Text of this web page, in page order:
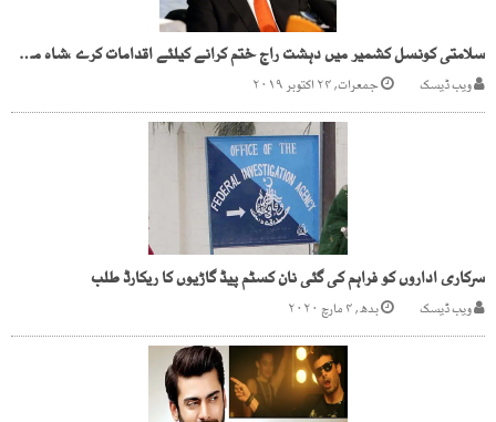
سلامتی کونسل کشمیر میں دہشت راج ختم کرانے کیلئے اقدامات کرے ،شاہ محمود قریشی
ویب ڈیسک جمعرات, ۲۴ اکتوبر ۲۰۱۹
سرکاری اداروں کو فراہم کی گئی نان کسٹم پیڈ گاڑیوں کا ریکارڈ طلب
ویب ڈیسک بدھ, ۴ مارچ ۲۰۲۰